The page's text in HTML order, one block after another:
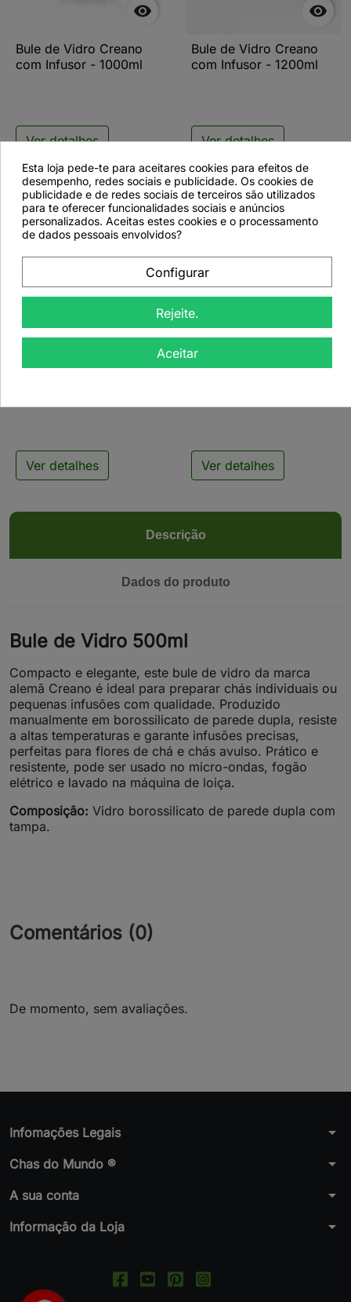

Bule de Vidro Creano
com Infusor - 1000ml
Ver detalhes

Bule de Vidro Creano
com Infusor - 1200ml
Ver detalhes
favorite_border
Ver detalhes
Bule de Vidro Misty
Ver detalhes
Descrição
Dados do produto
Bule de Vidro 500ml
Compacto e elegante, este bule de vidro da marca
alemã Creano é ideal para preparar chás individuais ou
pequenas infusões com qualidade. Produzido
manualmente em borossilicato de parede dupla, resiste
a altas temperaturas e garante infusões precisas,
perfeitas para flores de chá e chás avulso. Prático e
resistente, pode ser usado no micro-ondas, fogão
elétrico e lavado na máquina de loiça.
Composição: Vidro borossilicato de parede dupla com
tampa.
Comentários (0)
De momento, sem avaliações.
Infomações Legais arrow_drop_down
Chas do Mundo ® arrow_drop_down
A sua conta arrow_drop_down
Informação da Loja arrow_drop_down
Esta loja pede-te para aceitares cookies para efeitos de
desempenho, redes sociais e publicidade. Os cookies de
publicidade e de redes sociais de terceiros são utilizados
para te oferecer funcionalidades sociais e anúncios
personalizados. Aceitas estes cookies e o processamento
de dados pessoais envolvidos?
Configurar
Rejeite.
Aceitar